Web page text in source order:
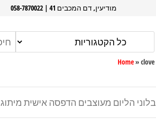
מודיעין, דם המכבים 41 | 058-7870022
Home» clove
בלוני הליום מעוצבים הדפסה אישית מיתוג